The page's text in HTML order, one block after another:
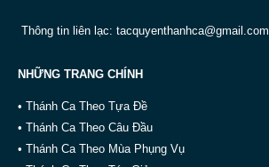
Thông tin liên lạc: tacquyenthanhca@gmail.com
NHỮNG TRANG CHÍNH
• Thánh Ca Theo Tựa Đề
• Thánh Ca Theo Câu Đầu
• Thánh Ca Theo Mùa Phụng Vụ